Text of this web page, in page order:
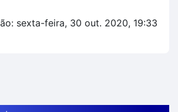
sexta-feira, 30 out. 2020, 19:33